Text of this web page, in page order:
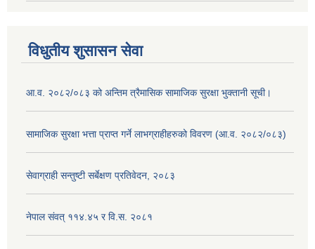
विधुतीय शुसासन सेवा
आ.व. २०८२/०८३ को अन्तिम त्रैमासिक सामाजिक सुरक्षा भुक्तानी सूची।
सामाजिक सुरक्षा भत्ता प्राप्त गर्ने लाभग्राहीहरुको विवरण (आ.व. २०८२/०८३)
सेवाग्राही सन्तुष्टी सर्बेक्षण प्रतिवेदन, २०८३
नेपाल संवत् ११४.४५ र वि.स. २०८१